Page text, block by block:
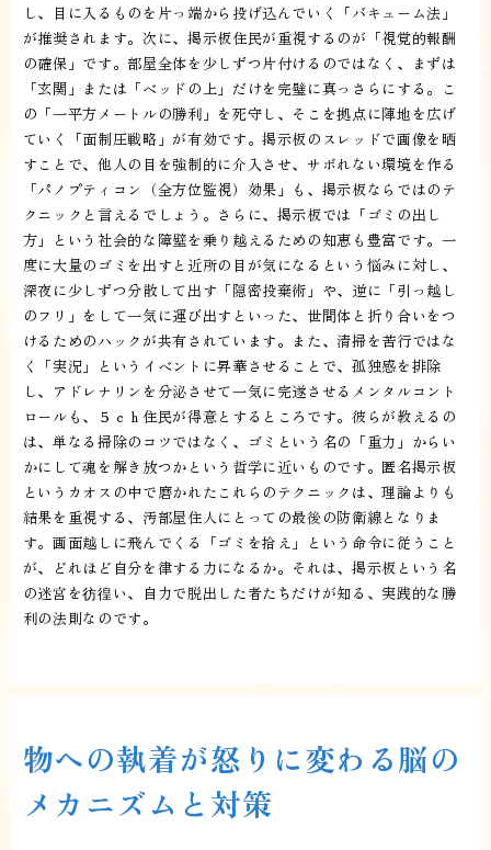
し、目に入るものを片っ端から投げ込んでいく「バキューム法」
が推奨されます。次に、掲示板住民が重視するのが「視覚的報酬
の確保」です。部屋全体を少しずつ片付けるのではなく、まずは
「玄関」または「ベッドの上」だけを完璧に真っさらにする。こ
の「一平方メートルの勝利」を死守し、そこを拠点に陣地を広げ
ていく「面制圧戦略」が有効です。掲示板のスレッドで画像を晒
すことで、他人の目を強制的に介入させ、サボれない環境を作る
「パノプティコン（全方位監視）効果」も、掲示板ならではのテ
クニックと言えるでしょう。さらに、掲示板では「ゴミの出し
方」という社会的な障壁を乗り越えるための知恵も豊富です。一
度に大量のゴミを出すと近所の目が気になるという悩みに対し、
深夜に少しずつ分散して出す「隠密投棄術」や、逆に「引っ越し
のフリ」をして一気に運び出すといった、世間体と折り合いをつ
けるためのハックが共有されています。また、清掃を苦行ではな
く「実況」というイベントに昇華させることで、孤独感を排除
し、アドレナリンを分泌させて一気に完遂させるメンタルコント
ロールも、５ｃｈ住民が得意とするところです。彼らが教えるの
は、単なる掃除のコツではなく、ゴミという名の「重力」からい
かにして魂を解き放つかという哲学に近いものです。匿名掲示板
というカオスの中で磨かれたこれらのテクニックは、理論よりも
結果を重視する、汚部屋住人にとっての最後の防衛線となりま
す。画面越しに飛んでくる「ゴミを拾え」という命令に従うこと
が、どれほど自分を律する力になるか。それは、掲示板という名
の迷宮を彷徨い、自力で脱出した者たちだけが知る、実践的な勝
利の法則なのです。
物への執着が怒りに変わる脳の
メカニズムと対策